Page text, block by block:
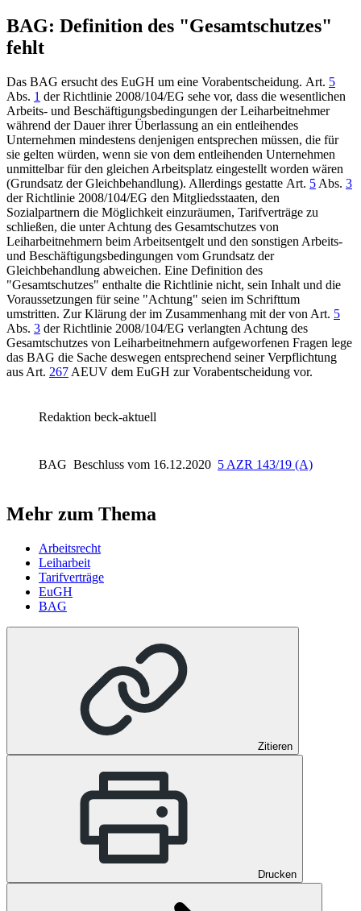
BAG: Definition des "Gesamtschutzes"
fehlt
Das BAG ersucht des EuGH um eine Vorabentscheidung. Art. 5
Abs. 1 der Richtlinie 2008/104/EG sehe vor, dass die wesentlichen
Arbeits- und Beschäftigungsbedingungen der Leiharbeitnehmer
während der Dauer ihrer Überlassung an ein entleihendes
Unternehmen mindestens denjenigen entsprechen müssen, die für
sie gelten würden, wenn sie von dem entleihenden Unternehmen
unmittelbar für den gleichen Arbeitsplatz eingestellt worden wären
(Grundsatz der Gleichbehandlung). Allerdings gestatte Art. 5 Abs. 3
der Richtlinie 2008/104/EG den Mitgliedsstaaten, den
Sozialpartnern die Möglichkeit einzuräumen, Tarifverträge zu
schließen, die unter Achtung des Gesamtschutzes von
Leiharbeitnehmern beim Arbeitsentgelt und den sonstigen Arbeits-
und Beschäftigungsbedingungen vom Grundsatz der
Gleichbehandlung abweichen. Eine Definition des
"Gesamtschutzes" enthalte die Richtlinie nicht, sein Inhalt und die
Voraussetzungen für seine "Achtung" seien im Schrifttum
umstritten. Zur Klärung der im Zusammenhang mit der von Art. 5
Abs. 3 der Richtlinie 2008/104/EG verlangten Achtung des
Gesamtschutzes von Leiharbeitnehmern aufgeworfenen Fragen lege
das BAG die Sache deswegen entsprechend seiner Verpflichtung
aus Art. 267 AEUV dem EuGH zur Vorabentscheidung vor.
Redaktion beck-aktuell
BAG Beschluss vom 16.12.2020 5 AZR 143/19 (A)
Mehr zum Thema
Arbeitsrecht
Leiharbeit
Tarifverträge
EuGH
BAG
Zitieren
Drucken